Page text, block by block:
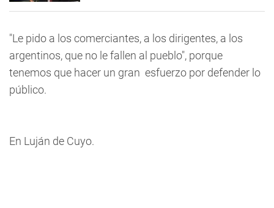
"Le pido a los comerciantes, a los dirigentes, a los
argentinos, que no le fallen al pueblo", porque
tenemos que hacer un gran esfuerzo por defender lo
público.
En Luján de Cuyo.